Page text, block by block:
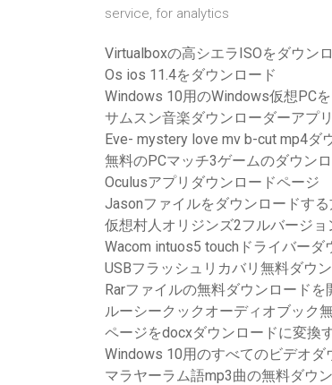
service, for analytics
Virtualboxの高シエラISOをダウン
Os ios 11.4をダウンロード
Windows 10用のWindows仮想PC
サムスン音楽ダウンローダーアプリ
Eve- mystery love mv b-cut mp4ダ
無料のPCマッチ3ゲームのダウン
Oculusアプリダウンロードページ
Jasonファイルをダウンロードす
仮想村人オリジンズ2フルバージ
Wacom intuos5 touchドライバーダ
USBフラッシュリカバリ無料ダウ
Rarファイルの無料ダウンロード
ルーシークックオーディオブック
ページをdocxダウンロードに変換
Windows 10用のすべてのビデオダ
マラヤーラム語mp3曲の無料ダウ